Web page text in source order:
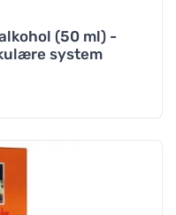
(50 ml) -
system